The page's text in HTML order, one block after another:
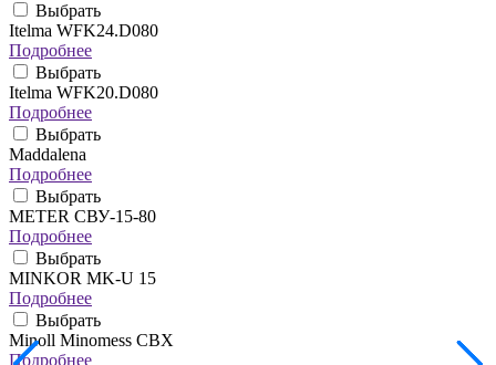
Выбрать
Itelma WFK24.D080
Подробнее
Выбрать
Itelma WFK20.D080
Подробнее
Выбрать
Maddalena
Подробнее
Выбрать
METER СВУ-15-80
Подробнее
Выбрать
MINKOR MK-U 15
Подробнее
Выбрать
Minoll Minomess СВХ
Подробнее